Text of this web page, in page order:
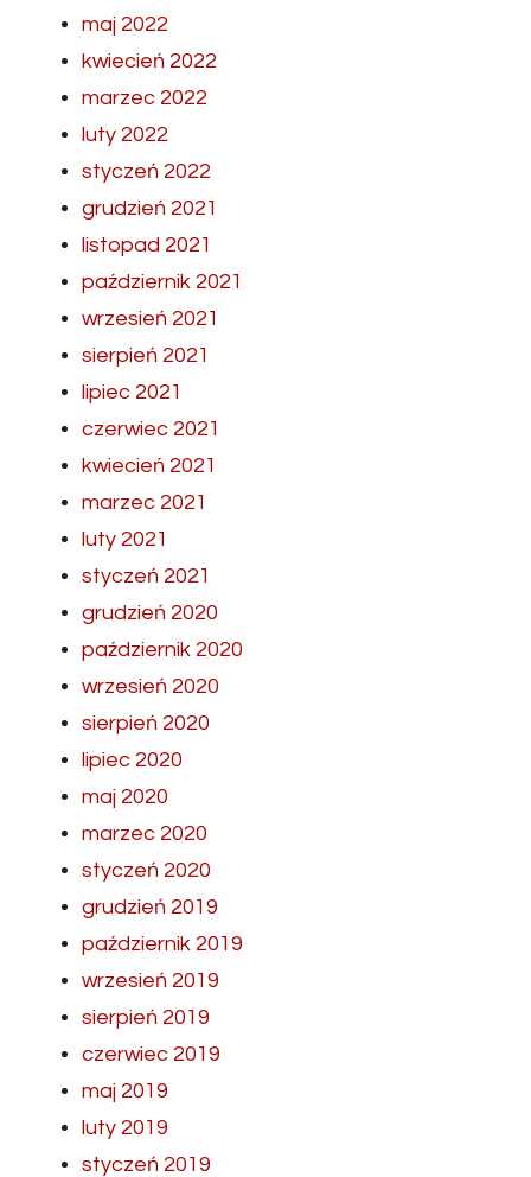
maj 2022
kwiecień 2022
marzec 2022
luty 2022
styczeń 2022
grudzień 2021
listopad 2021
październik 2021
wrzesień 2021
sierpień 2021
lipiec 2021
czerwiec 2021
kwiecień 2021
marzec 2021
luty 2021
styczeń 2021
grudzień 2020
październik 2020
wrzesień 2020
sierpień 2020
lipiec 2020
maj 2020
marzec 2020
styczeń 2020
grudzień 2019
październik 2019
wrzesień 2019
sierpień 2019
czerwiec 2019
maj 2019
luty 2019
styczeń 2019